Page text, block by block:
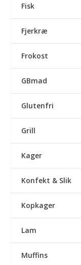
Fisk
Fjerkræ
Frokost
GBmad
Glutenfri
Grill
Kager
Konfekt & Slik
Kopkager
Lam
Muffins